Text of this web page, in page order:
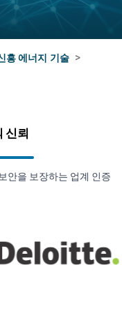
흥 에너지 기술 >
신뢰
안을 보장하는 업계 인증